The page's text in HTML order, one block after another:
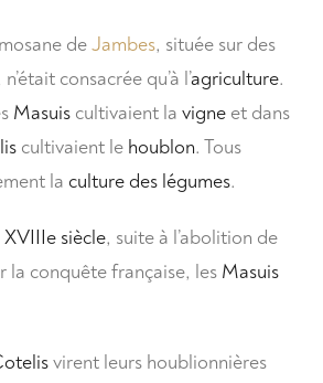
deJambes, située sur des
n’était consacrée qu’à l’agriculture.
Masuis cultivaient la vigne et dans
cultivaient le houblon. Tous
la culture des légumes.
XVIIIe siècle, suite à l’abolition de
la conquête française, les Masuis
virent leurs houblionnières